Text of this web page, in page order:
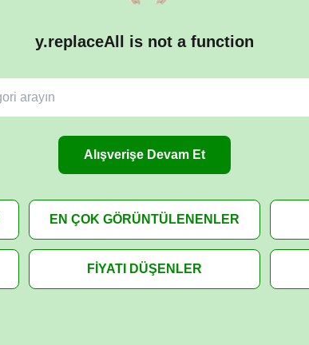
y.replaceAll is not a function
Alışverişe Devam Et
EN ÇOK GÖRÜNTÜLENENLER
FİYATI DÜŞENLER